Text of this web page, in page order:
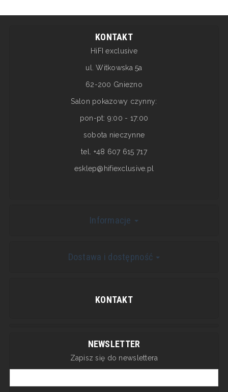
KONTAKT
HiFI exclusive
ul. Witkowska 5a
62-200 Gniezno
Salon pokazowy czynny:
pon-pt: 9:00 - 17:00
sobota nieczynne
tel. +48 607 615 717
esklep@hifiexclusive.pl
Informacje
Dostawa i dostępność
KONTAKT
NEWSLETTER
Zapisz się do newslettera